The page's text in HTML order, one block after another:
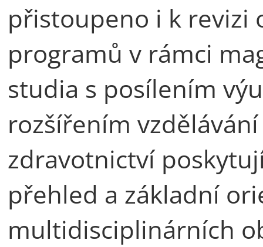
přistoupeno i k revizi
programů v rámci
studia s posílením
rozšířením
zdravotnictví
přehled a základní
multidisciplinárních